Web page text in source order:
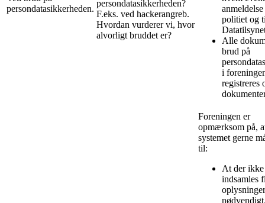
persondatasikkerheden.
persondatasikkerheden?
F.eks. ved hackerangreb.
Hvordan vurderer vi, hvor
alvorligt bruddet er?
politiet og
Alle
brud på
i
registreres
Foreningen er
opmærksom på,
systemet gerne
til:
At der ikke
indsamles